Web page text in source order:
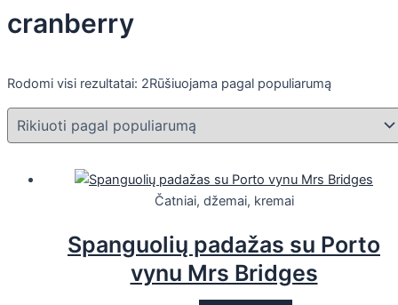
cranberry
Rodomi visi rezultatai: 2Rūšiuojama pagal populiarumą
Čatniai, džemai, kremai
Spanguolių padažas su Porto
vynu Mrs Bridges